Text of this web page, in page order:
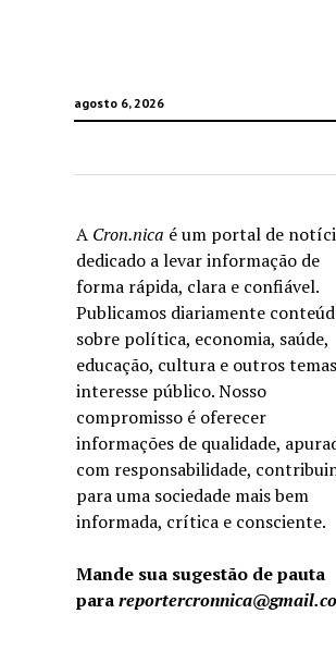
agosto 6, 2026
A Cron.nica é um portal de
dedicado a levar informação de
forma rápida, clara e confiável.
Publicamos diariamente
sobre política, economia, saúde,
educação, cultura e outros
interesse público. Nosso
compromisso é oferecer
informações de qualidade,
com responsabilidade,
para uma sociedade mais bem
informada, crítica e consciente.
Mande sua sugestão de pauta
para